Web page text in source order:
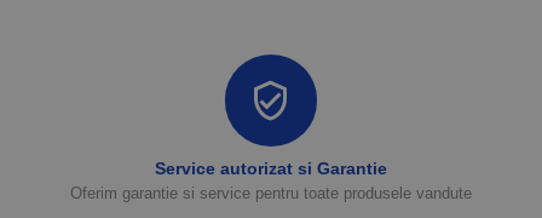
Service autorizat si Garantie
Oferim garantie si service pentru toate produsele vandute